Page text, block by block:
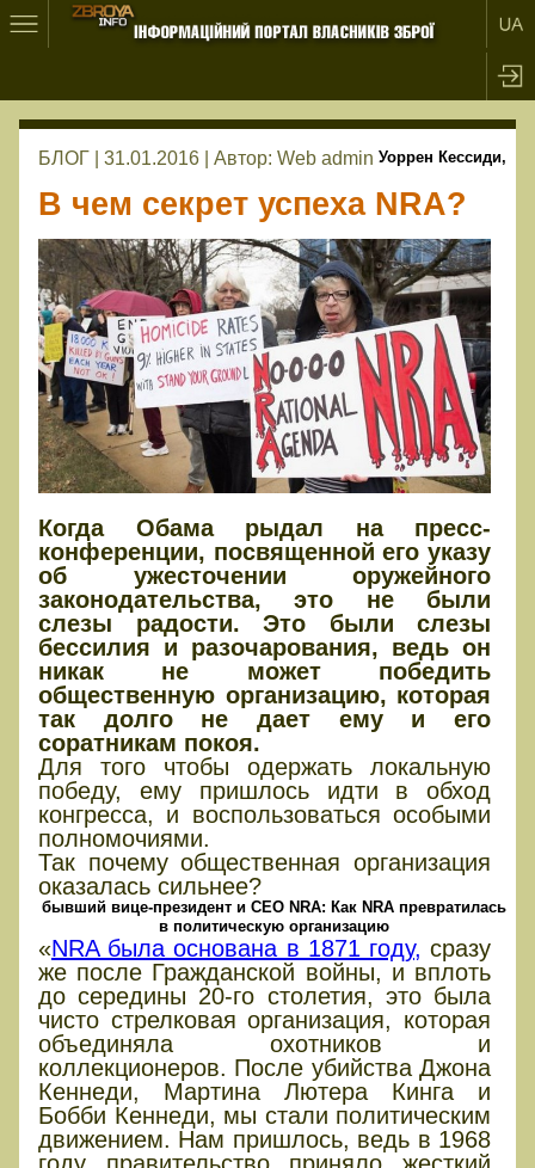
БЛОГ | 31.01.2016 | Автор: Web admin
В чем секрет успеха NRA?
Когда Обама рыдал на пресс-
конференции, посвященной его указу
об ужесточении оружейного
законодательства, это не были
слезы радости. Это были слезы
бессилия и разочарования, ведь он
никак не может победить
общественную организацию, которая
так долго не дает ему и его
соратникам покоя.
Для того чтобы одержать локальную
победу, ему пришлось идти в обход
конгресса, и воспользоваться особыми
полномочиями.
Так почему общественная организация
оказалась сильнее?
Уоррен Кессиди,
бывший вице-президент и CEO NRA: Как NRA превратилась
в политическую организацию
«NRA была основана в 1871 году, сразу
же после Гражданской войны, и вплоть
до середины 20-го столетия, это была
чисто стрелковая организация, которая
объединяла охотников и
коллекционеров. После убийства Джона
Кеннеди, Мартина Лютера Кинга и
Бобби Кеннеди, мы стали политическим
движением. Нам пришлось, ведь в 1968